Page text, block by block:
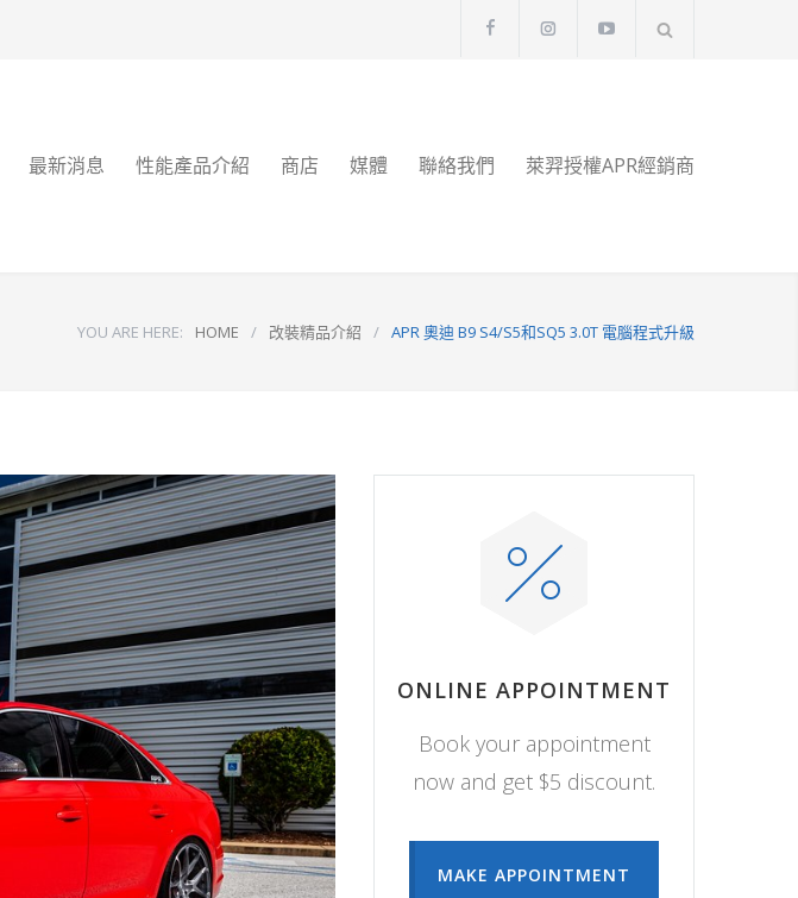
最新消息 性能產品介紹 商店 媒體 聯絡我們 萊羿授權APR經銷商
YOU ARE HERE: HOME / 改裝精品介紹 / APR 奧迪 B9 S4/S5和SQ5 3.0T 電腦程式升級
ONLINE APPOINTMENT
Book your appointment
now and get $5 discount.
MAKE APPOINTMENT